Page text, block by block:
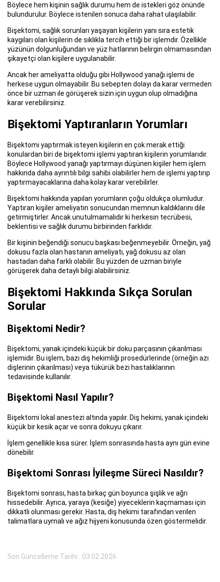
Böylece hem kişinin sağlık durumu hem de istekleri göz önünde
bulundurulur. Böylece istenilen sonuca daha rahat ulaşılabilir.
Bişektomi, sağlık sorunları yaşayan kişilerin yanı sıra estetik
kaygıları olan kişilerin de sıklıkla tercih ettiği bir işlemdir. Özellikle
yüzünün dolgunluğundan ve yüz hatlarının belirgin olmamasından
şikayetçi olan kişilere uygulanabilir.
Ancak her ameliyatta olduğu gibi Hollywood yanağı işlemi de
herkese uygun olmayabilir. Bu sebepten dolayı da karar vermeden
önce bir uzman ile görüşerek sizin için uygun olup olmadığına
karar verebilirsiniz.
Bişektomi Yaptıranların Yorumları
Bişektomi yaptırmak isteyen kişilerin en çok merak ettiği
konulardan biri de bişektomi işlemi yaptıran kişilerin yorumlarıdır.
Böylece Hollywood yanağı yaptırmayı düşünen kişiler hem işlem
hakkında daha ayrıntılı bilgi sahibi olabilirler hem de işlemi yaptırıp
yaptırmayacaklarına daha kolay karar verebilirler.
Bişektomi hakkında yapılan yorumların çoğu oldukça olumludur.
Yaptıran kişiler ameliyatın sonucundan memnun kaldıklarını dile
getirmiştirler. Ancak unutulmamalıdır ki herkesin tecrübesi,
beklentisi ve sağlık durumu birbirinden farklıdır.
Bir kişinin beğendiği sonucu başkası beğenmeyebilir. Örneğin, yağ
dokusu fazla olan hastanın ameliyatı, yağ dokusu az olan
hastadan daha farklı olabilir. Bu yüzden de uzman biriyle
görüşerek daha detaylı bilgi alabilirsiniz.
Bişektomi Hakkında Sıkça Sorulan
Sorular
Bişektomi Nedir?
Bişektomi, yanak içindeki küçük bir doku parçasının çıkarılması
işlemidir. Bu işlem, bazı diş hekimliği prosedürlerinde (örneğin azı
dişlerinin çıkarılması) veya tükürük bezi hastalıklarının
tedavisinde kullanılır.
Bişektomi Nasıl Yapılır?
Bişektomi lokal anestezi altında yapılır. Diş hekimi, yanak içindeki
küçük bir kesik açar ve sonra dokuyu çıkarır.
İşlem genellikle kısa sürer. İşlem sonrasında hasta aynı gün evine
dönebilir.
Bişektomi Sonrası İyileşme Süreci Nasıldır?
Bişektomi sonrası, hasta birkaç gün boyunca şişlik ve ağrı
hissedebilir. Ayrıca, yaraya (kesiğe) yiyeceklerin kaçmaması için
dikkatli olunması gerekir. Hasta, diş hekimi tarafından verilen
talimatlara uymalı ve ağız hijyeni konusunda özen göstermelidir.
Son Güncelleme Tarihi : 03.02.2026